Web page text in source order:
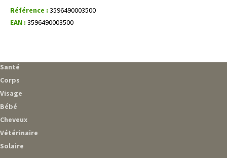
Référence : 3596490003500
EAN : 3596490003500
Santé
Corps
Visage
Bébé
Cheveux
Vétérinaire
Solaire